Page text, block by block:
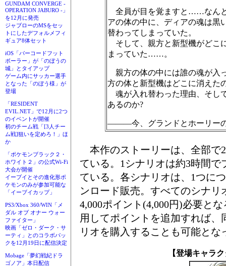
GUNDAM CONVERGE -
OPERATION JABURO -」
を12月に発売
ジャブローのMSをセッ
トにしたデフォルメフィ
ギュア8体セット
iOS「バーコードフット
ボーラー」が「のぼうの
城」とタイアップ
ゲーム内にサッカー選手
となった「のぼう様」が
登場
「RESIDENT
EVIL.NET」で12月に2つ
のイベントが開催
初のチーム戦「[3人チー
ム戦]狙いを定めろ！」ほ
か
「ポケモンブラック２・
ホワイト２」の公式Wi-Fi
大会が開催
イーブイとその進化形ポ
ケモンのみが参加可能な
「イーブイカップ」
PS3/Xbox 360/WIN「メ
ダル オブ オナー ウォー
ファイター」
映画「ゼロ・ダーク・サ
ーティ」とのコラボパッ
クを12月19日に配信決定
Mobage「夢幻戦紀ドラ
ゴノア」本日配信
全員が目を覚ますと……なん
アの体の中に、ディアの魂は黒
替わってしまっていた。
そして、親方と新型機がどこ
まっていた……。
親方の体の中には誰の魂が入
方の体と新型機はどこに消えた
魂が入れ替わった理由、そし
あるのか?
―――今、グランドとホーリー
本作のストーリーは、全部で
ている。1シナリオは約3時間で
ている。各シナリオは、1つに
ンロード販売。すべてのシナリ
4,000ポイント(4,000円)必要と
用してポイントを追加すれば、
リオを購入することも可能とな
【登場キャラ